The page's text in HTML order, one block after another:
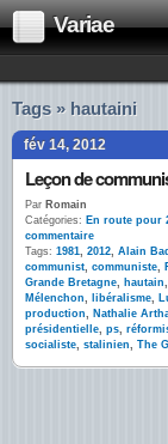
Variae
Tags » hautaini
fév 14, 2012
Leçon de
Par Romain
Catégories: En route pour
commentaire
Tags: 1981, 2012, Alain
communist, communiste,
Grande Bretagne, hautain,
Mélenchon, libéralisme,
production, Nathalie
présidentielle, ps,
socialiste, stalinien, The